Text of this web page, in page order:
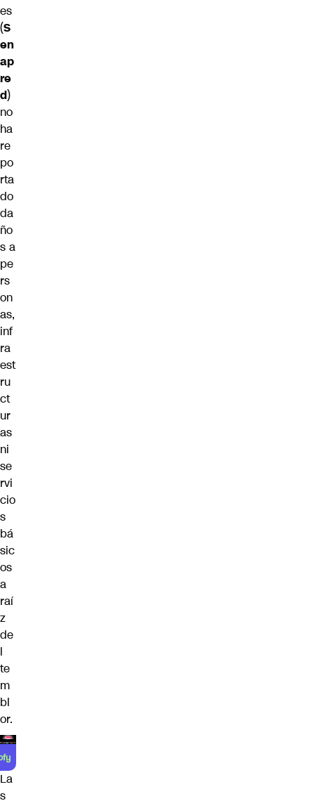
es
(S
en
ap
re
d)
no
ha
re
po
rta
do
da
ño
s a
pe
rs
on
as,
inf
ra
est
ru
ct
ur
as
ni
se
rvi
cio
s
bá
sic
os
a
raí
z
de
l
te
m
bl
or.
La
s